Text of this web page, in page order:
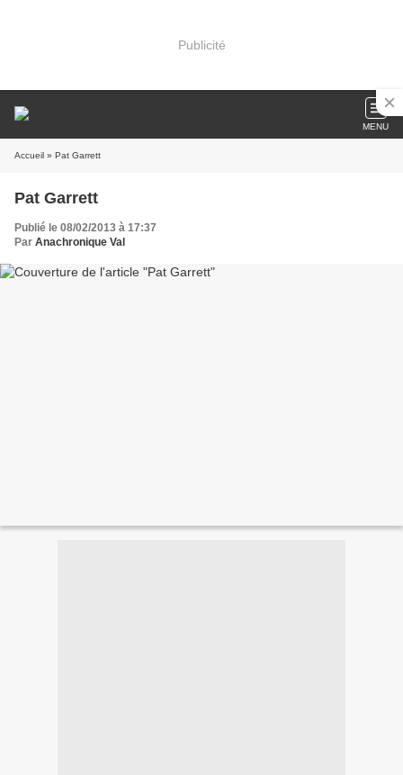
Publicité
MENU
Accueil » Pat Garrett
Pat Garrett
Publié le 08/02/2013 à 17:37
Par Anachronique Val